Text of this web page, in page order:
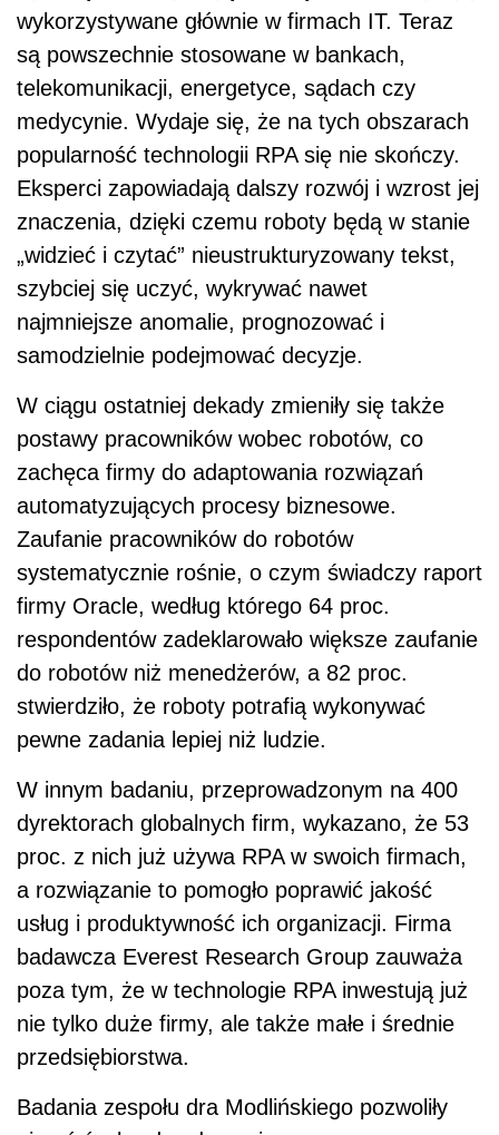
wykorzystywane głównie w firmach IT. Teraz
są powszechnie stosowane w bankach,
telekomunikacji, energetyce, sądach czy
medycynie. Wydaje się, że na tych obszarach
popularność technologii RPA się nie skończy.
Eksperci zapowiadają dalszy rozwój i wzrost jej
znaczenia, dzięki czemu roboty będą w stanie
„widzieć i czytać” nieustrukturyzowany tekst,
szybciej się uczyć, wykrywać nawet
najmniejsze anomalie, prognozować i
samodzielnie podejmować decyzje.
W ciągu ostatniej dekady zmieniły się także
postawy pracowników wobec robotów, co
zachęca firmy do adaptowania rozwiązań
automatyzujących procesy biznesowe.
Zaufanie pracowników do robotów
systematycznie rośnie, o czym świadczy raport
firmy Oracle, według którego 64 proc.
respondentów zadeklarowało większe zaufanie
do robotów niż menedżerów, a 82 proc.
stwierdziło, że roboty potrafią wykonywać
pewne zadania lepiej niż ludzie.
W innym badaniu, przeprowadzonym na 400
dyrektorach globalnych firm, wykazano, że 53
proc. z nich już używa RPA w swoich firmach,
a rozwiązanie to pomogło poprawić jakość
usług i produktywność ich organizacji. Firma
badawcza Everest Research Group zauważa
poza tym, że w technologie RPA inwestują już
nie tylko duże firmy, ale także małe i średnie
przedsiębiorstwa.
Badania zespołu dra Modlińskiego pozwoliły